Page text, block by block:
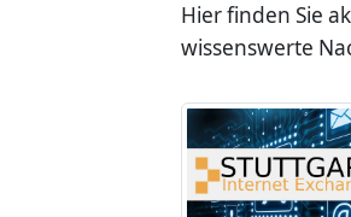
Hier finden Sie
wissenswerte